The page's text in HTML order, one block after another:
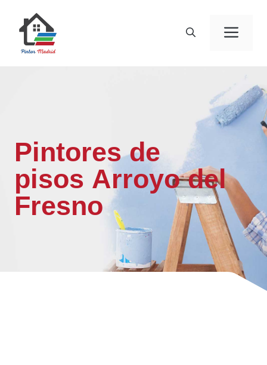
contenido
Pintores de
pisos Arroyo del
Fresno